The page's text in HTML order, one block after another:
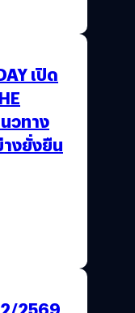
เปิด
วทาง
งยั่งยืน